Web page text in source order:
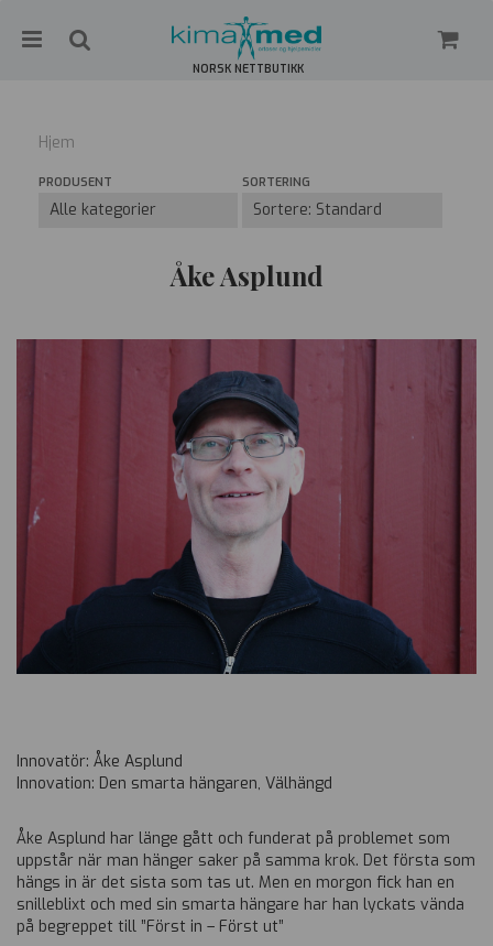
NORSK NETTBUTIKK
Hjem
PRODUSENT SORTERING
Åke Asplund
Innovatör: Åke Asplund
Innovation: Den smarta hängaren, Välhängd
Åke Asplund har länge gått och funderat på problemet som
uppstår när man hänger saker på samma krok. Det första som
hängs in är det sista som tas ut. Men en morgon fick han en
snilleblixt och med sin smarta hängare har han lyckats vända
på begreppet till ”Först in – Först ut”